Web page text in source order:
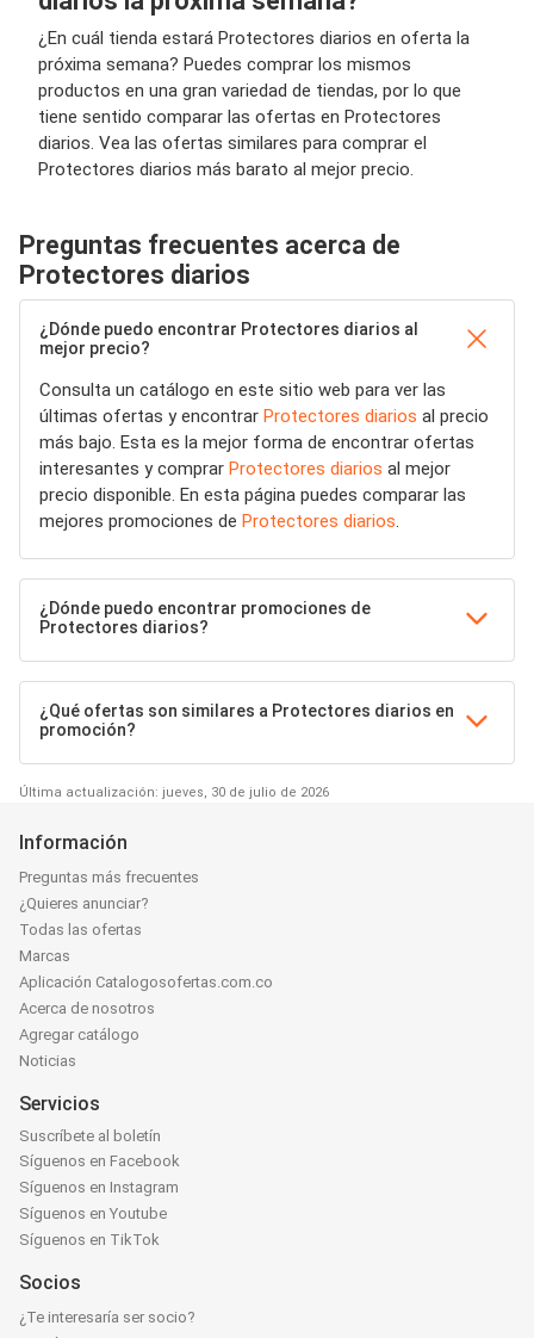
¿En cuál tienda estará Protectores diarios en oferta la
próxima semana? Puedes comprar los mismos
productos en una gran variedad de tiendas, por lo que
tiene sentido comparar las ofertas en Protectores
diarios. Vea las ofertas similares para comprar el
Protectores diarios más barato al mejor precio.
Preguntas frecuentes acerca de
Protectores diarios
¿Dónde puedo encontrar Protectores diarios al
mejor precio?
Consulta un catálogo en este sitio web para ver las
últimas ofertas y encontrar Protectores diarios al precio
más bajo. Esta es la mejor forma de encontrar ofertas
interesantes y comprar Protectores diarios al mejor
precio disponible. En esta página puedes comparar las
mejores promociones de Protectores diarios
¿Dónde puedo encontrar promociones de
Protectores diarios?
¿Qué ofertas son similares a Protectores diarios en
promoción?
Última actualización: jueves, 30 de julio de 2026
Información
Preguntas más frecuentes
¿Quieres anunciar?
Todas las ofertas
Marcas
Aplicación Catalogosofertas.com.co
Acerca de nosotros
Agregar catálogo
Noticias
Servicios
Suscríbete al boletín
Síguenos en Facebook
Síguenos en Instagram
Síguenos en Youtube
Síguenos en TikTok
Socios
¿Te interesaría ser socio?